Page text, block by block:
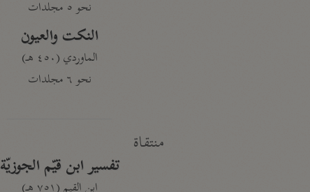
نحو ٥ مجلدات
النكت والعيون
الماوردي (٤٥٠ هـ)
نحو ٦ مجلدات
منتقاة
تفسير ابن قيّم الجوزيّة